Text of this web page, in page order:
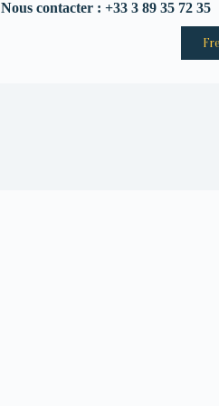
Nous contacter : +33 3 89 35 72 35